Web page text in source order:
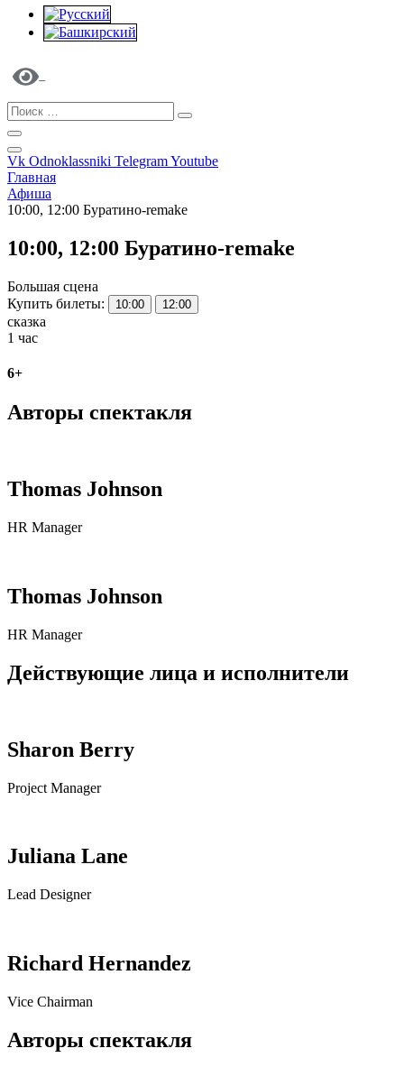
Vk Odnoklassniki TelegramYoutube
Главная
Афиша
10:00, 12:00 Буратино-remake
10:00, 12:00 Буратино-remake
Большая сцена
Купить билеты:
10:00 12:00
сказка
1 час
6+
Авторы спектакля
Thomas Johnson
HR Manager
Thomas Johnson
HR Manager
Действующие лица и исполнители
Sharon Berry
Project Manager
Juliana Lane
Lead Designer
Richard Hernandez
Vice Chairman
Авторы спектакля